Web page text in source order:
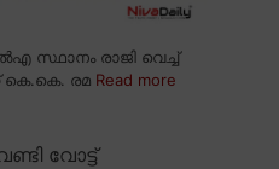
സ്ഥാനം രാജി വെച്ച്
രമ Read more
വോട്ട്